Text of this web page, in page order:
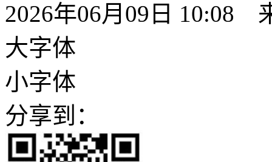
2026年06月09日 10:08
大字体
小字体
分享到：